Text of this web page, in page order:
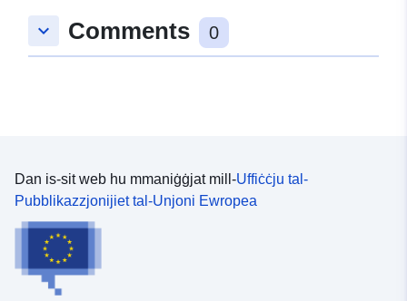
keyboard_arrow_down Comments 0
Dan is-sit web hu mmaniġġjat mill-Uffiċċju tal-
Pubblikazzjonijiet tal-Unjoni Ewropea